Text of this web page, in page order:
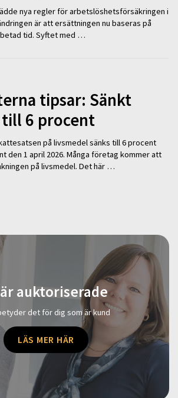
nya regler för arbetslöshetsförsäkringen i
är att ersättningen nu baseras på
tid. Syftet med …
tipsar: Sänkt
6 procent
på livsmedel sänks till 6 procent
den 1 april 2026. Många företag kommer att
på livsmedel. Det här …
auktoriserade
det för dig som är kund
LÄS MER HÄR